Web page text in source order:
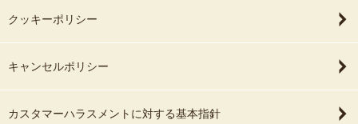
クッキーポリシー
キャンセルポリシー
カスタマーハラスメントに対する基本指針